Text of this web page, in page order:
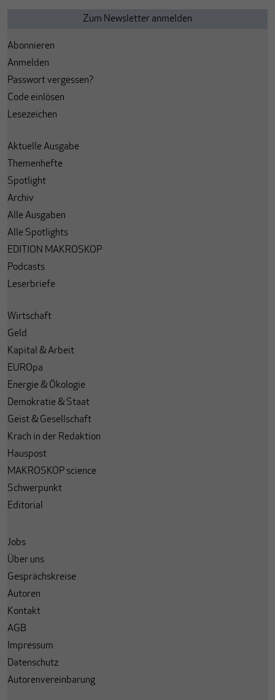
Abonnieren
Anmelden
Passwort vergessen?
Code einlösen
Lesezeichen
Aktuelle Ausgabe
Themenhefte
Spotlight
Archiv
Alle Ausgaben
Alle Spotlights
EDITION MAKROSKOP
Podcasts
Leserbriefe
Wirtschaft
Geld
Kapital & Arbeit
EUROpa
Energie & Ökologie
Demokratie & Staat
Geist & Gesellschaft
Krach in der Redaktion
Hauspost
MAKROSKOP science
Schwerpunkt
Editorial
Jobs
Über uns
Gesprächskreise
Autoren
Kontakt
AGB
Impressum
Datenschutz
Autorenvereinbarung